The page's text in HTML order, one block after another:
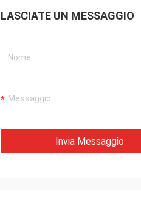
LASCIATE UN MESSAGGIO
Invia Messaggio